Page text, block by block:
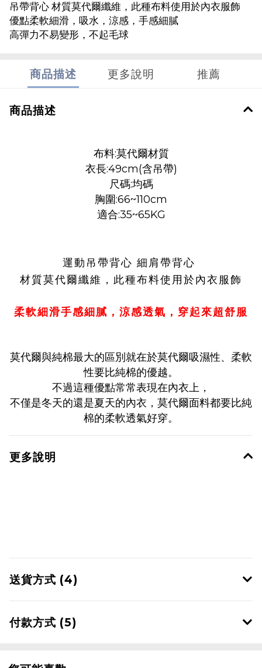
吊帶背心 材質莫代爾纖維，此種布料使用於內衣服飾
優點柔軟細滑，吸水，涼感，手感細膩
高彈力不易變形，不起毛球
商品描述 更多說明 推薦
商品描述
布料:莫代爾材質
衣長:49cm(含吊帶)
尺碼:均碼
胸圍:66~110cm
適合:35~65KG
運動吊帶背心 細肩帶背心
材質莫代爾纖維，此種布料使用於內衣服飾
柔軟細滑手感細膩，涼感透氣，穿起來超舒服
莫代爾與純棉最大的區別就在於莫代爾吸濕性、柔軟
性要比純棉的優越。
不過這種優點常常表現在內衣上，
不僅是冬天的還是夏天的內衣，莫代爾面料都要比純
棉的柔軟透氣好穿。
更多說明
送貨方式 (4)
付款方式 (5)